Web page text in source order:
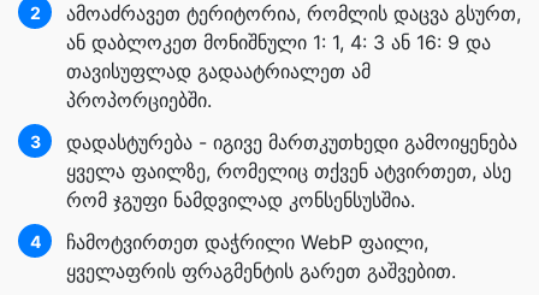
2
ამოაძრავეთ ტერიტორია, რომლის დაცვა გსურთ,
ან დაბლოკეთ მონიშნული 1: 1, 4: 3 ან 16: 9 და
თავისუფლად გადაატრიალეთ ამ
პროპორციებში.
3
დადასტურება - იგივე მართკუთხედი გამოიყენება
ყველა ფაილზე, რომელიც თქვენ ატვირთეთ, ასე
რომ ჯგუფი ნამდვილად კონსენსუსშია.
4
ჩამოტვირთეთ დაჭრილი WebP ფაილი,
ყველაფრის ფრაგმენტის გარეთ გაშვებით.